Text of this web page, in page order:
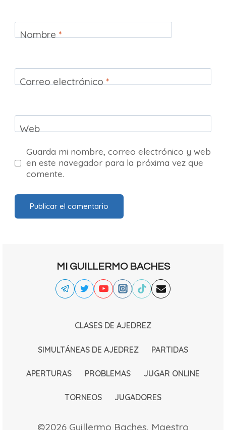
Nombre*
Correo electrónico *
Web
Guarda mi nombre, correo electrónico y web
en este navegador para la próxima vez que
comente.
MI GUILLERMO BACHES
CLASES DE AJEDREZ
SIMULTÁNEAS DE AJEDREZ PARTIDAS
APERTURAS PROBLEMAS JUGAR ONLINE
TORNEOS JUGADORES
©2026 Guillermo Baches. Maestro